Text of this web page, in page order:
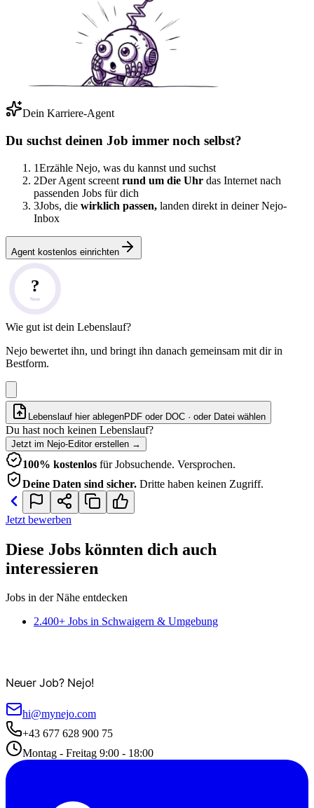
Dein Karriere-Agent
Du suchst deinen Job immer noch selbst?
1Erzähle Nejo, was du kannst und suchst
2Der Agent screent rund um die Uhr das Internet nach
passenden Jobs für dich
3Jobs, die wirklich passen, landen direkt in deiner Nejo-
Inbox
Agent kostenlos einrichten
?
Note
Wie gut ist dein Lebenslauf?
Nejo bewertet ihn, und bringt ihn danach gemeinsam mit dir in
Bestform.
Lebenslauf hier ablegenPDF oder DOC · oder Datei wählen
Du hast noch keinen Lebenslauf?
Jetzt im Nejo-Editor erstellen →
100% kostenlos für Jobsuchende. Versprochen.
Deine Daten sind sicher. Dritte haben keinen Zugriff.
Jetzt bewerben
Diese Jobs könnten dich auch
interessieren
Jobs in der Nähe entdecken
2.400+ Jobs in Schwaigern & Umgebung
Neuer Job? Nejo!
hi@mynejo.com
+43 677 628 900 75
Montag - Freitag 9:00 - 18:00